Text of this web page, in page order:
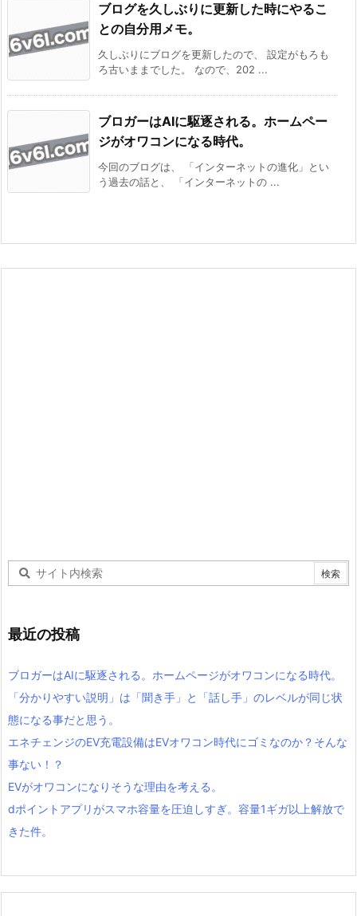
ブログを久しぶりに更新した時にやるこ
との自分用メモ。
久しぶりにブログを更新したので、 設定がもろも
ろ古いままでした。 なので、202 ...
ブロガーはAIに駆逐される。ホームペー
ジがオワコンになる時代。
今回のブログは、 「インターネットの進化」とい
う過去の話と、 「インターネットの ...
最近の投稿
ブロガーはAIに駆逐される。ホームページがオワコンになる時代。
「分かりやすい説明」は「聞き手」と「話し手」のレベルが同じ状
態になる事だと思う。
エネチェンジのEV充電設備はEVオワコン時代にゴミなのか？そんな
事ない！？
EVがオワコンになりそうな理由を考える。
dポイントアプリがスマホ容量を圧迫しすぎ。容量1ギガ以上解放で
きた件。